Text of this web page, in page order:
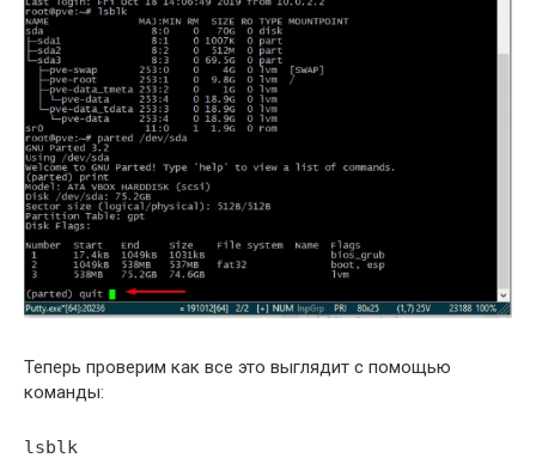
Теперь проверим как все это выглядит с помощью
команды:
lsblk